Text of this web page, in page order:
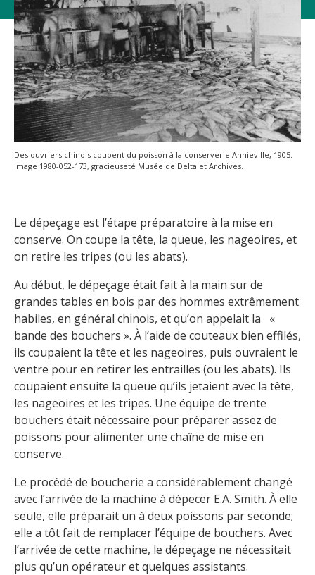
Des ouvriers chinois coupent du poisson à la conserverie Annieville, 1905.
Image 1980-052-173, gracieuseté Musée de Delta et Archives.
Le dépeçage est l’étape préparatoire à la mise en
conserve. On coupe la tête, la queue, les nageoires, et
on retire les tripes (ou les abats).
Au début, le dépeçage était fait à la main sur de
grandes tables en bois par des hommes extrêmement
habiles, en général chinois, et qu’on appelait la «
bande des bouchers ». À l’aide de couteaux bien effilés,
ils coupaient la tête et les nageoires, puis ouvraient le
ventre pour en retirer les entrailles (ou les abats). Ils
coupaient ensuite la queue qu’ils jetaient avec la tête,
les nageoires et les tripes. Une équipe de trente
bouchers était nécessaire pour préparer assez de
poissons pour alimenter une chaîne de mise en
conserve.
Le procédé de boucherie a considérablement changé
avec l’arrivée de la machine à dépecer E.A. Smith. À elle
seule, elle préparait un à deux poissons par seconde;
elle a tôt fait de remplacer l’équipe de bouchers. Avec
l’arrivée de cette machine, le dépeçage ne nécessitait
plus qu’un opérateur et quelques assistants.